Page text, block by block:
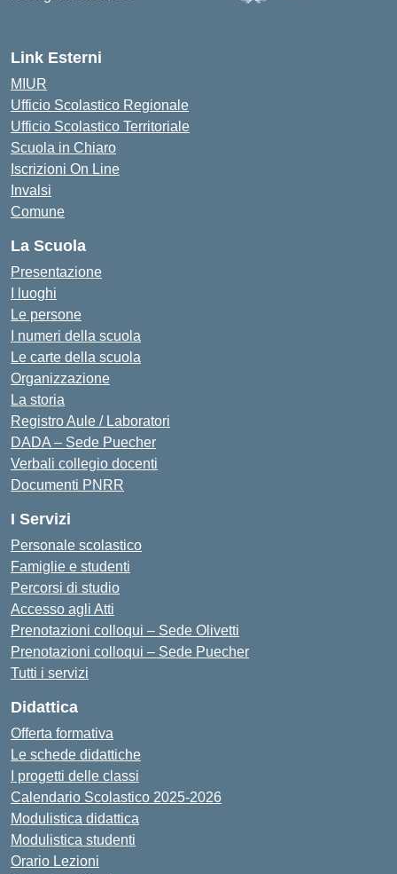
Link Esterni
MIUR
Ufficio Scolastico Regionale
Ufficio Scolastico Territoriale
Scuola in Chiaro
Iscrizioni On Line
Invalsi
Comune
La Scuola
Presentazione
I luoghi
Le persone
I numeri della scuola
Le carte della scuola
Organizzazione
La storia
Registro Aule / Laboratori
DADA – Sede Puecher
Verbali collegio docenti
Documenti PNRR
I Servizi
Personale scolastico
Famiglie e studenti
Percorsi di studio
Accesso agli Atti
Prenotazioni colloqui – Sede Olivetti
Prenotazioni colloqui – Sede Puecher
Tutti i servizi
Didattica
Offerta formativa
Le schede didattiche
I progetti delle classi
Calendario Scolastico 2025-2026
Modulistica didattica
Modulistica studenti
Orario Lezioni